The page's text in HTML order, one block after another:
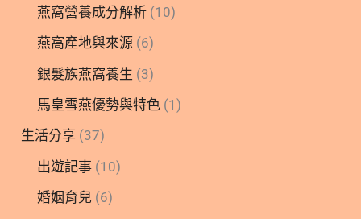
燕窩營養成分解析 (10)
燕窩產地與來源 (6)
銀髮族燕窩養生 (3)
馬皇雪燕優勢與特色 (1)
生活分享 (37)
出遊記事 (10)
婚姻育兒 (6)